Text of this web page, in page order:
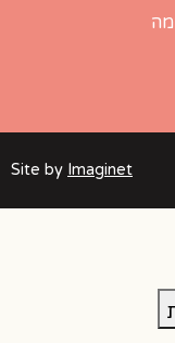
Site by Imaginet